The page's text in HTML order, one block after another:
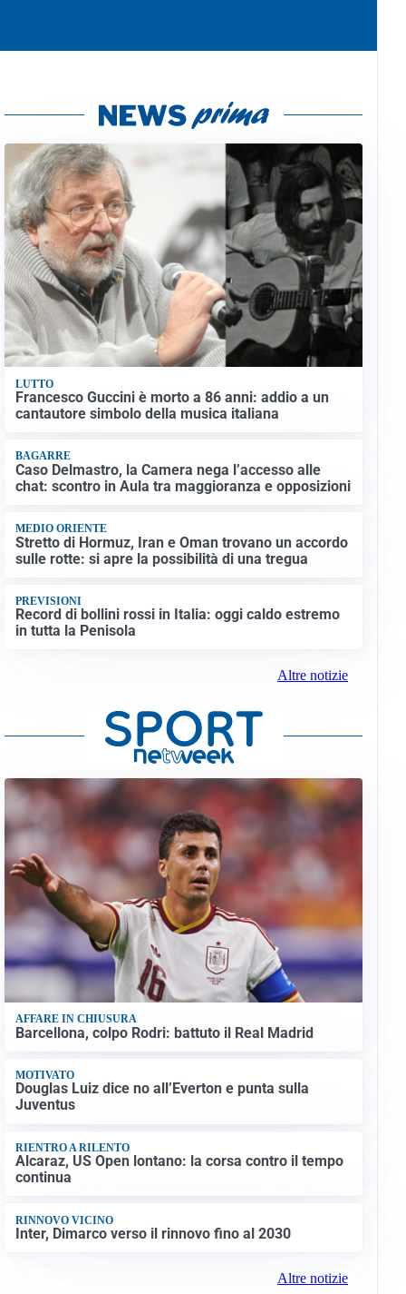
LUTTO
Francesco Guccini è morto a 86 anni: addio a un
cantautore simbolo della musica italiana
BAGARRE
Caso Delmastro, la Camera nega l’accesso alle
chat: scontro in Aula tra maggioranza e opposizioni
MEDIO ORIENTE
Stretto di Hormuz, Iran e Oman trovano un accordo
sulle rotte: si apre la possibilità di una tregua
PREVISIONI
Record di bollini rossi in Italia: oggi caldo estremo
in tutta la Penisola
Altre notizie
AFFARE IN CHIUSURA
Barcellona, colpo Rodri: battuto il Real Madrid
MOTIVATO
Douglas Luiz dice no all’Everton e punta sulla
Juventus
RIENTRO A RILENTO
Alcaraz, US Open lontano: la corsa contro il tempo
continua
RINNOVO VICINO
Inter, Dimarco verso il rinnovo fino al 2030
Altre notizie